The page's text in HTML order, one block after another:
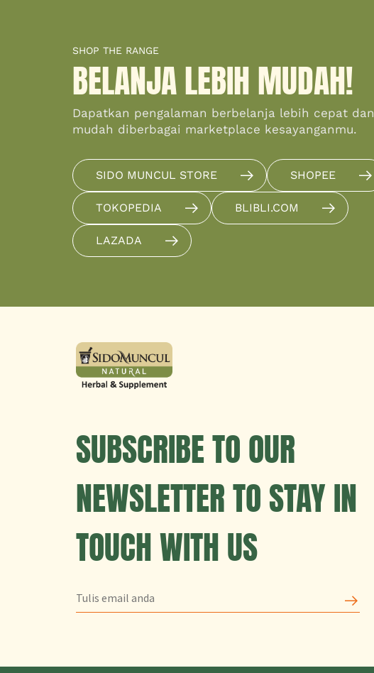
SHOP THE RANGE
BELANJA LEBIH MUDAH!
Dapatkan pengalaman berbelanja lebih cepat dan
mudah diberbagai marketplace kesayanganmu.
SIDO MUNCUL STORE SHOPEE
TOKOPEDIA BLIBLI.COM
LAZADA
SUBSCRIBE TO OUR
NEWSLETTER TO STAY IN
TOUCH WITH US